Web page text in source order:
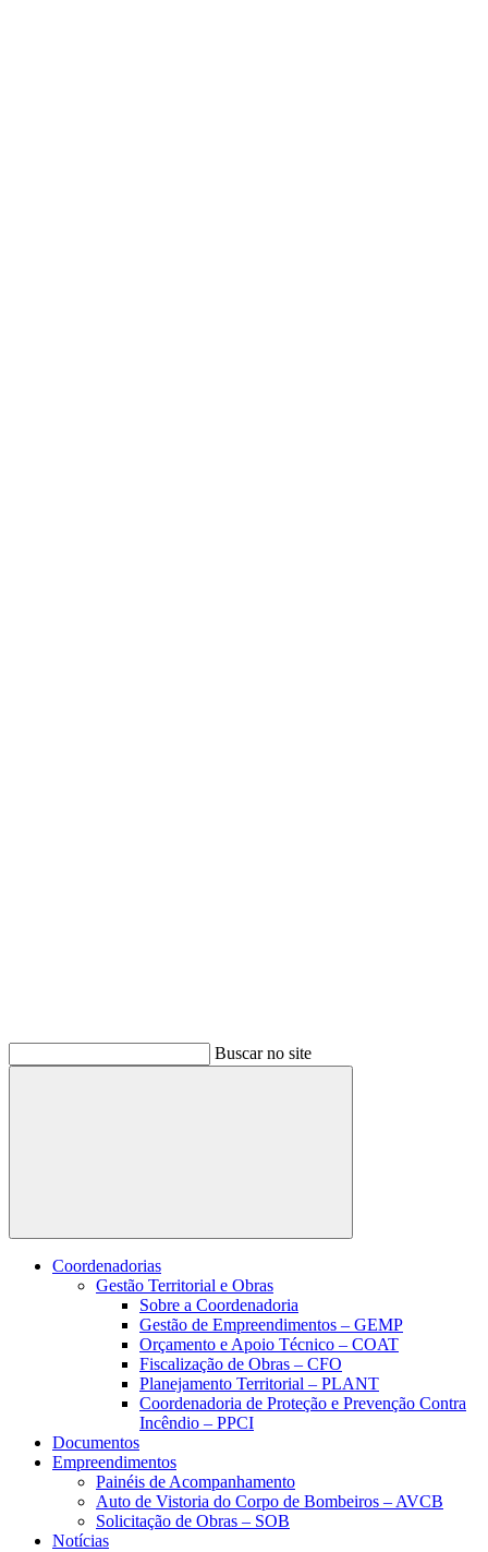
Buscar no site
Buscar
Coordenadorias
Gestão Territorial e Obras
Sobre a Coordenadoria
Gestão de Empreendimentos – GEMP
Orçamento e Apoio Técnico – COAT
Fiscalização de Obras – CFO
Planejamento Territorial – PLANT
Coordenadoria de Proteção e Prevenção Contra
Incêndio – PPCI
Documentos
Empreendimentos
Painéis de Acompanhamento
Auto de Vistoria do Corpo de Bombeiros – AVCB
Solicitação de Obras – SOB
Notícias